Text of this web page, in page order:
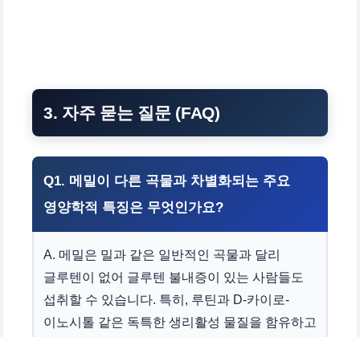
3. 자주 묻는 질문 (FAQ)
Q1. 메밀이 다른 곡물과 차별화되는 주요
영양학적 특징은 무엇인가요?
A. 메밀은 밀과 같은 일반적인 곡물과 달리
글루텐이 없어 글루텐 불내증이 있는 사람들도
섭취할 수 있습니다. 특히, 루틴과 D-카이로-
이노시톨 같은 독특한 생리활성 물질을 함유하고